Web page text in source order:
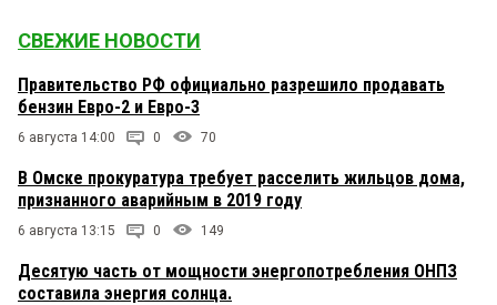
СВЕЖИЕ НОВОСТИ
Правительство РФ официально разрешило продавать
бензин Евро-2 и Евро-3
6 августа 14:00 0 70
В Омске прокуратура требует расселить жильцов дома,
признанного аварийным в 2019 году
6 августа 13:15 0 149
Десятую часть от мощности энергопотребления ОНПЗ
составила энергия солнца.